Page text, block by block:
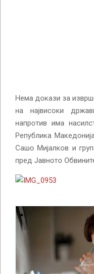
Нема докази за
на највисоки
напротив има
Република
Сашо Мијалков и
пред Јавното